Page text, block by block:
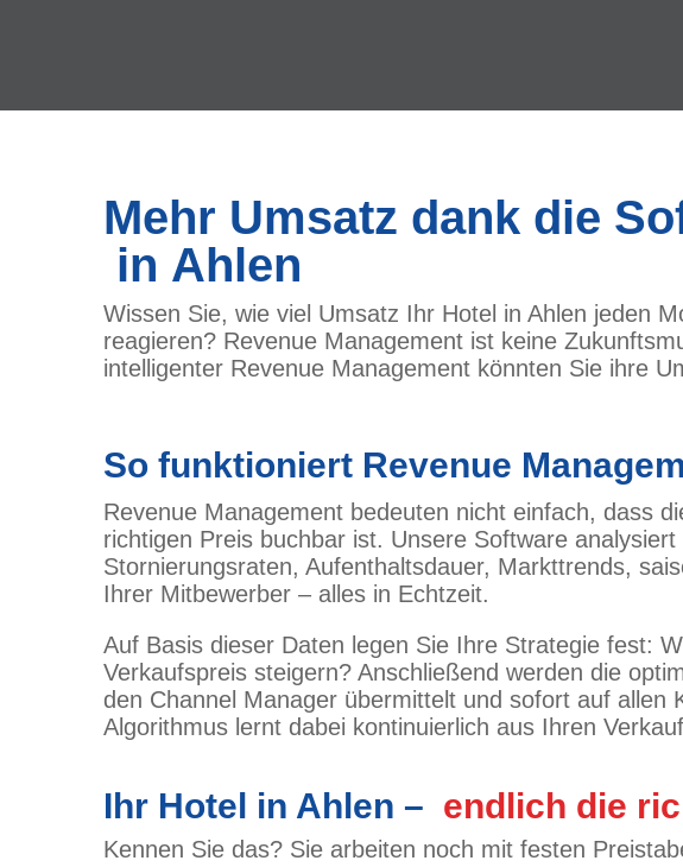
Mehr Umsatz dank die
in Ahlen
Wissen Sie, wie viel Umsatz Ihr Hotel in Ahlen jeden
reagieren? Revenue Management ist keine
intelligenter Revenue Management könnten Sie ihre
So funktioniert Revenue
Revenue Management bedeuten nicht einfach, dass
richtigen Preis buchbar ist. Unsere Software
Stornierungsraten, Aufenthaltsdauer, Markttrends,
Ihrer Mitbewerber – alles in Echtzeit.
Auf Basis dieser Daten legen Sie Ihre Strategie fest:
Verkaufspreis steigern? Anschließend werden die
den Channel Manager übermittelt und sofort auf
Algorithmus lernt dabei kontinuierlich aus Ihren
Ihr Hotel in Ahlen – endlich die
Kennen Sie das? Sie arbeiten noch mit festen